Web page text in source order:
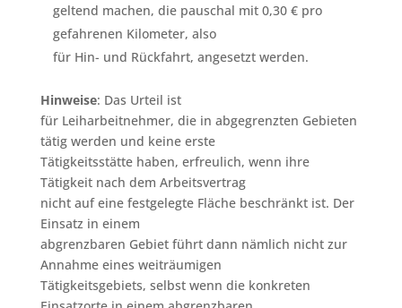
geltend machen, die pauschal mit 0,30 € pro
gefahrenen Kilometer, also
für Hin- und Rückfahrt, angesetzt werden.
Hinweise: Das Urteil ist
für Leiharbeitnehmer, die in abgegrenzten Gebieten
tätig werden und keine erste
Tätigkeitsstätte haben, erfreulich, wenn ihre
Tätigkeit nach dem Arbeitsvertrag
nicht auf eine festgelegte Fläche beschränkt ist. Der
Einsatz in einem
abgrenzbaren Gebiet führt dann nämlich nicht zur
Annahme eines weiträumigen
Tätigkeitsgebiets, selbst wenn die konkreten